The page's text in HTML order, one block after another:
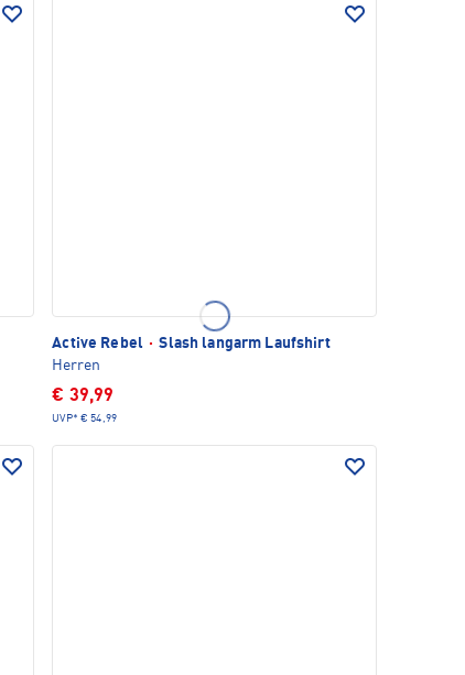
Active Rebel · Slash langarm Laufshirt
Herren
€ 39,99
UVP* € 54,99